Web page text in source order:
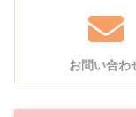
お問い合わ